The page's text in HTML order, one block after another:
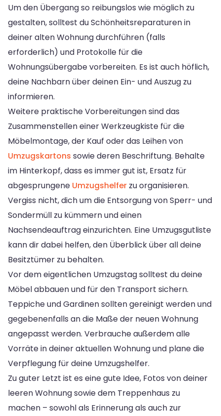
Um den Übergang so reibungslos wie möglich zu
gestalten, solltest du Schönheitsreparaturen in
deiner alten Wohnung durchführen (falls
erforderlich) und Protokolle für die
Wohnungsübergabe vorbereiten. Es ist auch höflich,
deine Nachbarn über deinen Ein- und Auszug zu
informieren.
Weitere praktische Vorbereitungen sind das
Zusammenstellen einer Werkzeugkiste für die
Möbelmontage, der Kauf oder das Leihen von
Umzugskartons sowie deren Beschriftung. Behalte
im Hinterkopf, dass es immer gut ist, Ersatz für
abgesprungene Umzugshelfer zu organisieren.
Vergiss nicht, dich um die Entsorgung von Sperr- und
Sondermüll zu kümmern und einen
Nachsendeauftrag einzurichten. Eine Umzugsgutliste
kann dir dabei helfen, den Überblick über all deine
Besitztümer zu behalten.
Vor dem eigentlichen Umzugstag solltest du deine
Möbel abbauen und für den Transport sichern.
Teppiche und Gardinen sollten gereinigt werden und
gegebenenfalls an die Maße der neuen Wohnung
angepasst werden. Verbrauche außerdem alle
Vorräte in deiner aktuellen Wohnung und plane die
Verpflegung für deine Umzugshelfer.
Zu guter Letzt ist es eine gute Idee, Fotos von deiner
leeren Wohnung sowie dem Treppenhaus zu
machen – sowohl als Erinnerung als auch zur